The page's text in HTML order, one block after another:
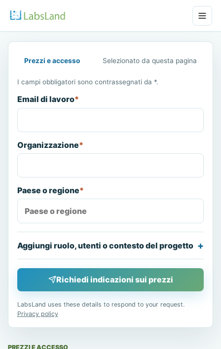
PREZZI E ACCESSO
Prezzi e accesso Selezionato da questa pagina
I campi obbligatori sono contrassegnati da *.
Email di lavoro*
Organizzazione*
Paese o regione*
Aggiungi ruolo, utenti o contesto del progetto
Richiedi indicazioni sui prezzi
LabsLand uses these details to respond to your request.
Privacy policy